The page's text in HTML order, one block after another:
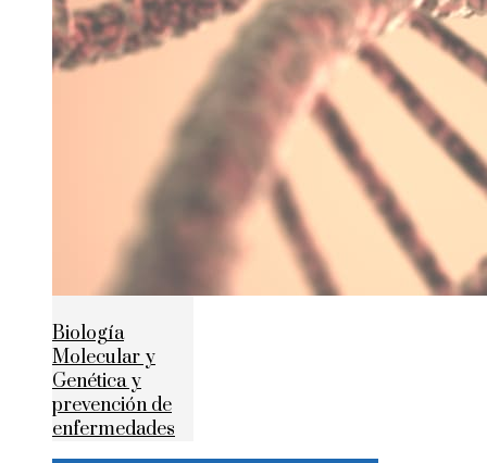
Biología
Molecular y
Genética y
prevención de
enfermedades